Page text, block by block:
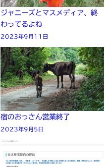
ジャニーズとマスメディア、終
わってるよね
2023年9月11日
宿のおっさん営業終了
2023年9月5日